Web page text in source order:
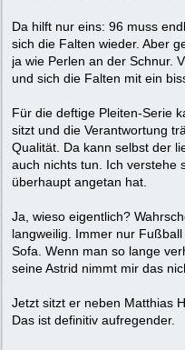
Da hilft nur eins: 96 muss
sich die Falten wieder. Aber
ja wie Perlen an der Schnur.
und sich die Falten mit ein
Für die deftige Pleiten-Serie
sitzt und die Verantwortung
Qualität. Da kann selbst der
auch nichts tun. Ich verstehe
überhaupt angetan hat.
Ja, wieso eigentlich?
langweilig. Immer nur
Sofa. Wenn man so lange
seine Astrid nimmt mir das
Jetzt sitzt er neben Matthias
Das ist definitiv aufregender.